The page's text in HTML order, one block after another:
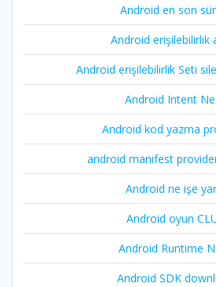
Android en son
Android erişilebilirlik
Android erişilebilirlik Seti
Android Intent
Android kod yazma
android manifest
Android ne işe
Android oyun
Android Runtime
Android SDK